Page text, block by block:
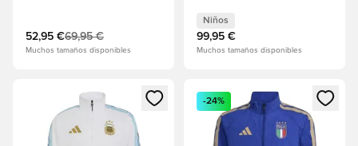
52,95 €69,95 €
Muchos tamaños disponibles
Niños
99,95 €
Muchos tamaños disponibles
Abre un modal para iniciar sesión o registrarse como
Abre un modal para iniciar
-24%